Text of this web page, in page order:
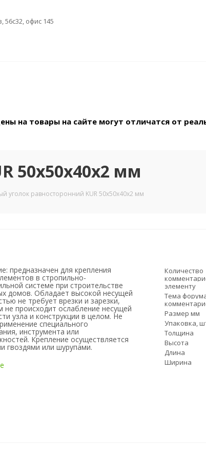
56с32, офис 145
на товары на сайте могут отличатся от
50х50х40х2 мм
уголок равносторонний KUR 50х50х40х2 мм
предназначен для крепления
в стропильно-
системе при строительстве
домов. Обладает высокой несущей
не требует врезки и зарезки,
не происходит ослабление несущей
узла и конструкции в целом. Не
специального
инструмента или
Крепление осуществляется
гвоздями или шурупами.
- оцинкованная сталь
Количество
элементу
Тема
Размер мм
Упаковка,
Толщина
Высота
Длина
Ширина